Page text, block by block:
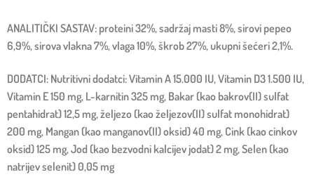
ANALITIČKI SASTAV: proteini 32%, sadržaj masti 8%, sirovi pepeo
6,9%, sirova vlakna 7%, vlaga 10%, škrob 27%, ukupni šećeri 2,1%.
DODATCI: Nutritivni dodatci: Vitamin A 15.000 IU, Vitamin D3 1.500 IU,
Vitamin E 150 mg, L-karnitin 325 mg, Bakar (kao bakrov(II) sulfat
pentahidrat) 12,5 mg, željezo (kao željezov(II) sulfat monohidrat)
200 mg, Mangan (kao manganov(II) oksid) 40 mg, Cink (kao cinkov
oksid) 125 mg, Jod (kao bezvodni kalcijev jodat) 2 mg, Selen (kao
natrijev selenit) 0,05 mg